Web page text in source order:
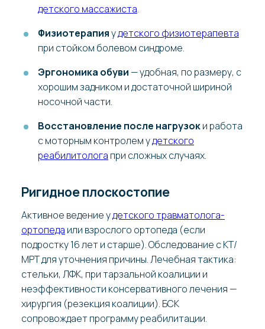
детского массажиста.
Физиотерапияудетского физиотерапевта
при стойком болевом синдроме.
Эргономика обуви — удобная, по размеру, с
хорошим задником и достаточной шириной
носочной части.
Восстановление после нагрузоки работа
с моторным контролем удетского
реабилитолога при сложных случаях.
Ригидное плоскостопие
Активное ведение удетского травматолога-
ортопеда или взрослого ортопеда (если
подростку 16 лет и старше). Обследование с КТ/
МРТ для уточнения причины. Лечебная тактика:
стельки, ЛФК, при тарзальной коалиции и
неэффективности консервативного лечения —
хирургия (резекция коалиции). БСК
сопровождает программу реабилитации.